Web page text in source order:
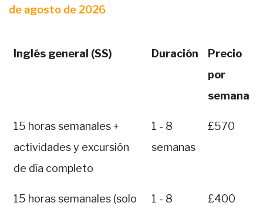
de agosto de 2026
Inglés general (SS) Duración
Precio
por
semana
15 horas semanales +
actividades y excursión
de día completo
1 - 8
semanas
£570
15 horas semanales (solo
1 - 8
£400